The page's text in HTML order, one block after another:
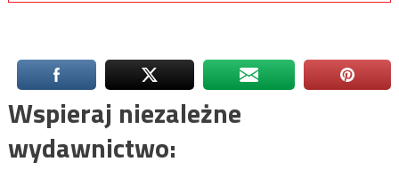
Wspieraj niezależne
wydawnictwo: